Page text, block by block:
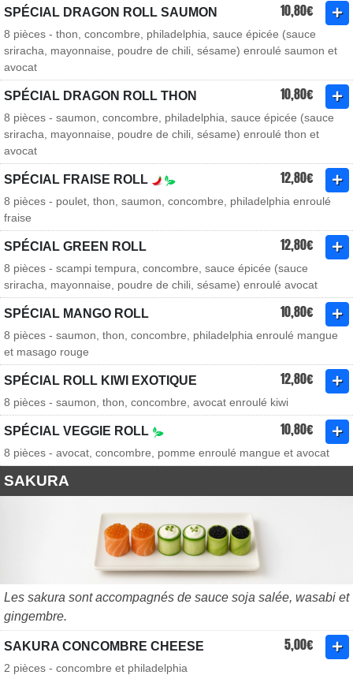
SPÉCIAL DRAGON ROLL SAUMON 10,80€
8 pièces - thon, concombre, philadelphia, sauce épicée (sauce
sriracha, mayonnaise, poudre de chili, sésame) enroulé saumon et
avocat
SPÉCIAL DRAGON ROLL THON 10,80€
8 pièces - saumon, concombre, philadelphia, sauce épicée (sauce
sriracha, mayonnaise, poudre de chili, sésame) enroulé thon et
avocat
SPÉCIAL FRAISE ROLL 12,80€
8 pièces - poulet, thon, saumon, concombre, philadelphia enroulé
fraise
SPÉCIAL GREEN ROLL 12,80€
8 pièces - scampi tempura, concombre, sauce épicée (sauce
sriracha, mayonnaise, poudre de chili, sésame) enroulé avocat
SPÉCIAL MANGO ROLL 10,80€
8 pièces - saumon, thon, concombre, philadelphia enroulé mangue
et masago rouge
SPÉCIAL ROLL KIWI EXOTIQUE 12,80€
8 pièces - saumon, thon, concombre, avocat enroulé kiwi
SPÉCIAL VEGGIE ROLL 10,80€
8 pièces - avocat, concombre, pomme enroulé mangue et avocat
SAKURA
Les sakura sont accompagnés de sauce soja salée, wasabi et
gingembre.
SAKURA CONCOMBRE CHEESE 5,00€
2 pièces - concombre et philadelphia